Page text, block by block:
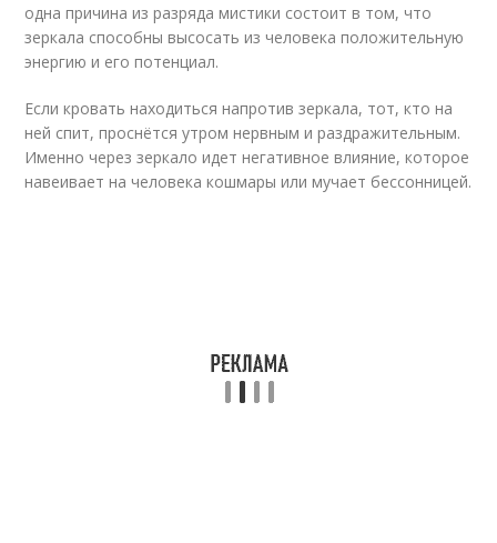
одна причина из разряда мистики состоит в том, что
зеркала способны высосать из человека положительную
энергию и его потенциал.
Если кровать находиться напротив зеркала, тот, кто на
ней спит, проснётся утром нервным и раздражительным.
Именно через зеркало идет негативное влияние, которое
навеивает на человека кошмары или мучает бессонницей.